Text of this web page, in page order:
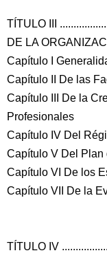
TÍTULO III
DE LA
Capítulo I
Capítulo II De las
Capítulo III De la
Profesionales
Capítulo IV Del
Capítulo V Del Plan
Capítulo VI De los
Capítulo VII De la
TÍTULO IV